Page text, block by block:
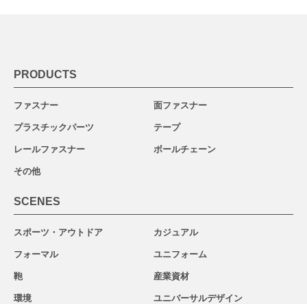
PRODUCTS
ファスナー 面ファスナー
プラスチックパーツ テープ
レールファスナー ボールチェーン
その他
SCENES
スポーツ・アウトドア カジュアル
フォーマル ユニフォーム
鞄 産業資材
環境 ユニバーサルデザイン